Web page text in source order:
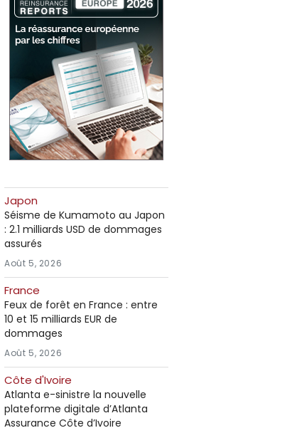
Japon
Séisme de Kumamoto au Japon
: 2.1 milliards USD de dommages
assurés
Août 5, 2026
France
Feux de forêt en France : entre
10 et 15 milliards EUR de
dommages
Août 5, 2026
Côte d'Ivoire
Atlanta e-sinistre la nouvelle
plateforme digitale d’Atlanta
Assurance Côte d’Ivoire